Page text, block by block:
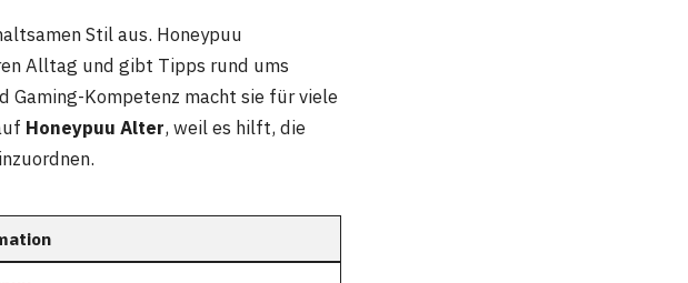
Stil aus. Honeypuu
Alltag und gibt Tipps rund ums
Gaming-Kompetenz macht sie für viele
Honeypuu Alter, weil es hilft, die